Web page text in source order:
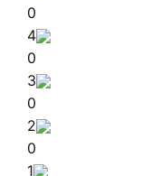
0
4
0
3
0
2
0
1